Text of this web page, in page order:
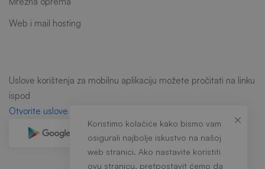
Web i mail hosting
Uslove korištenja za mobilnu aplikaciju možete pročitati na linku
ispod
Otvorite uslove korištenja
Koristimo kolačiće kako bismo vam
osigurali najbolje iskustvo na našoj
web stranici. Ako nastavite koristiti
ovu stranicu, pretpostavit ćemo da